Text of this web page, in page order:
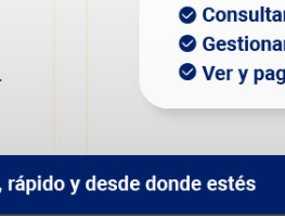
trabajando en distintos puntos
ultimó Cantos.
ellos: 13 de Diciembre, 9 de
Ciudadela, Covicup, Divina
José Fuchs, Juan XXIII, Km 3
Las Flores, LU4, Máximo